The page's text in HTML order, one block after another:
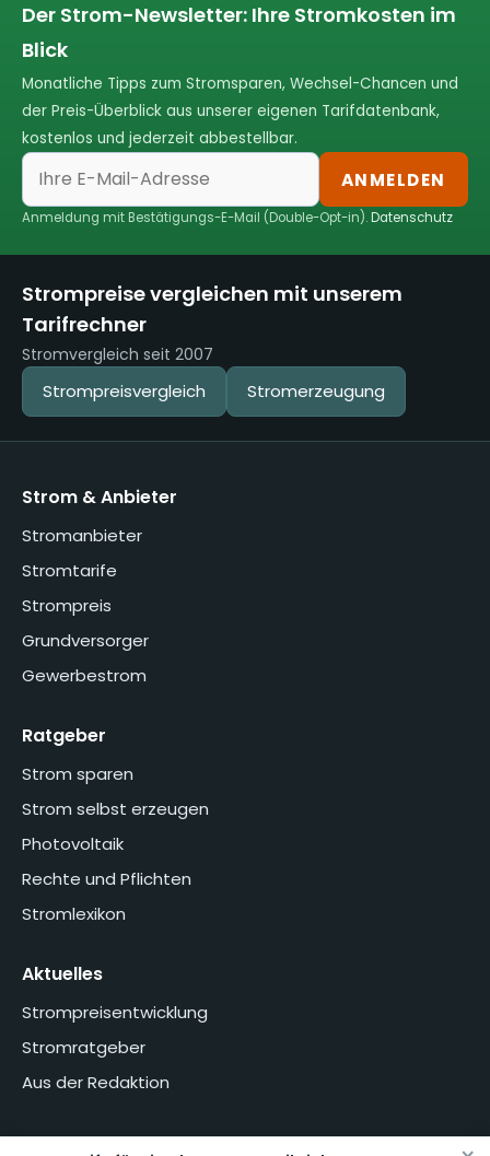
Der Strom-Newsletter: Ihre Stromkosten im
Blick
Monatliche Tipps zum Stromsparen, Wechsel-Chancen und
der Preis-Überblick aus unserer eigenen Tarifdatenbank,
kostenlos und jederzeit abbestellbar.
ANMELDEN
Anmeldung mit Bestätigungs-E-Mail (Double-Opt-in).Datenschutz
Strompreise vergleichen mit unserem
Tarifrechner
Stromvergleich seit 2007
Strompreisvergleich Stromerzeugung
Strom & Anbieter
Stromanbieter
Stromtarife
Strompreis
Grundversorger
Gewerbestrom
Ratgeber
Strom sparen
Strom selbst erzeugen
Photovoltaik
Rechte und Pflichten
Stromlexikon
Aktuelles
Strompreisentwicklung
Stromratgeber
Aus der Redaktion